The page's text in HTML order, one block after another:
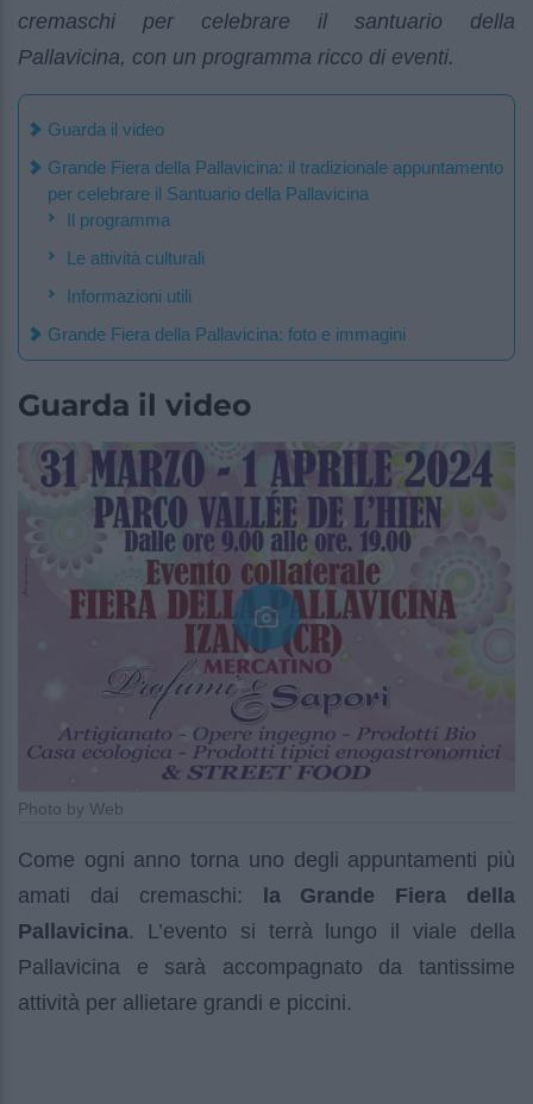
cremaschi per celebrare il santuario della
Pallavicina, con un programma ricco di eventi.
Guarda il video
Grande Fiera della Pallavicina: il tradizionale appuntamento
per celebrare il Santuario della Pallavicina
Il programma
Le attività culturali
Informazioni utili
Grande Fiera della Pallavicina: foto e immagini
Guarda il video
Photo by Web
Come ogni anno torna uno degli appuntamenti più
amati dai cremaschi:
la Grande Fiera della
Pallavicina. L’evento si terrà lungo il viale della
Pallavicina e sarà accompagnato da tantissime
attività per allietare grandi e piccini.